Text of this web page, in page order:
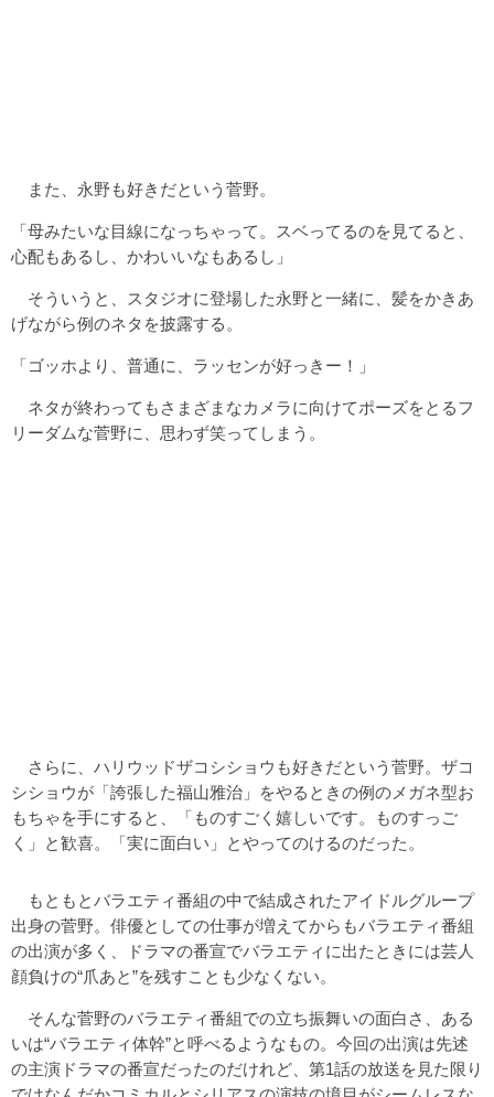
また、永野も好きだという菅野。
「母みたいな目線になっちゃって。スベってるのを見てると、
心配もあるし、かわいいなもあるし」
そういうと、スタジオに登場した永野と一緒に、髪をかきあ
げながら例のネタを披露する。
「ゴッホより、普通に、ラッセンが好っきー！」
ネタが終わってもさまざまなカメラに向けてポーズをとるフ
リーダムな菅野に、思わず笑ってしまう。
さらに、ハリウッドザコシショウも好きだという菅野。ザコ
シショウが「誇張した福山雅治」をやるときの例のメガネ型お
もちゃを手にすると、「ものすごく嬉しいです。ものすっご
く」と歓喜。「実に面白い」とやってのけるのだった。
もともとバラエティ番組の中で結成されたアイドルグループ
出身の菅野。俳優としての仕事が増えてからもバラエティ番組
の出演が多く、ドラマの番宣でバラエティに出たときには芸人
顔負けの“爪あと”を残すことも少なくない。
そんな菅野のバラエティ番組での立ち振舞いの面白さ、ある
いは“バラエティ体幹”と呼べるようなもの。今回の出演は先述
の主演ドラマの番宣だったのだけれど、第1話の放送を見た限り